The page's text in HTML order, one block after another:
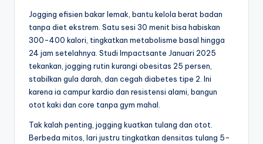
Jogging efisien bakar lemak, bantu kelola berat badan
tanpa diet ekstrem. Satu sesi 30 menit bisa habiskan
300-400 kalori, tingkatkan metabolisme basal hingga
24 jam setelahnya. Studi Impactsante Januari 2025
tekankan, jogging rutin kurangi obesitas 25 persen,
stabilkan gula darah, dan cegah diabetes tipe 2. Ini
karena ia campur kardio dan resistensi alami, bangun
otot kaki dan core tanpa gym mahal.
Tak kalah penting, jogging kuatkan tulang dan otot.
Berbeda mitos, lari justru tingkatkan densitas tulang 5-